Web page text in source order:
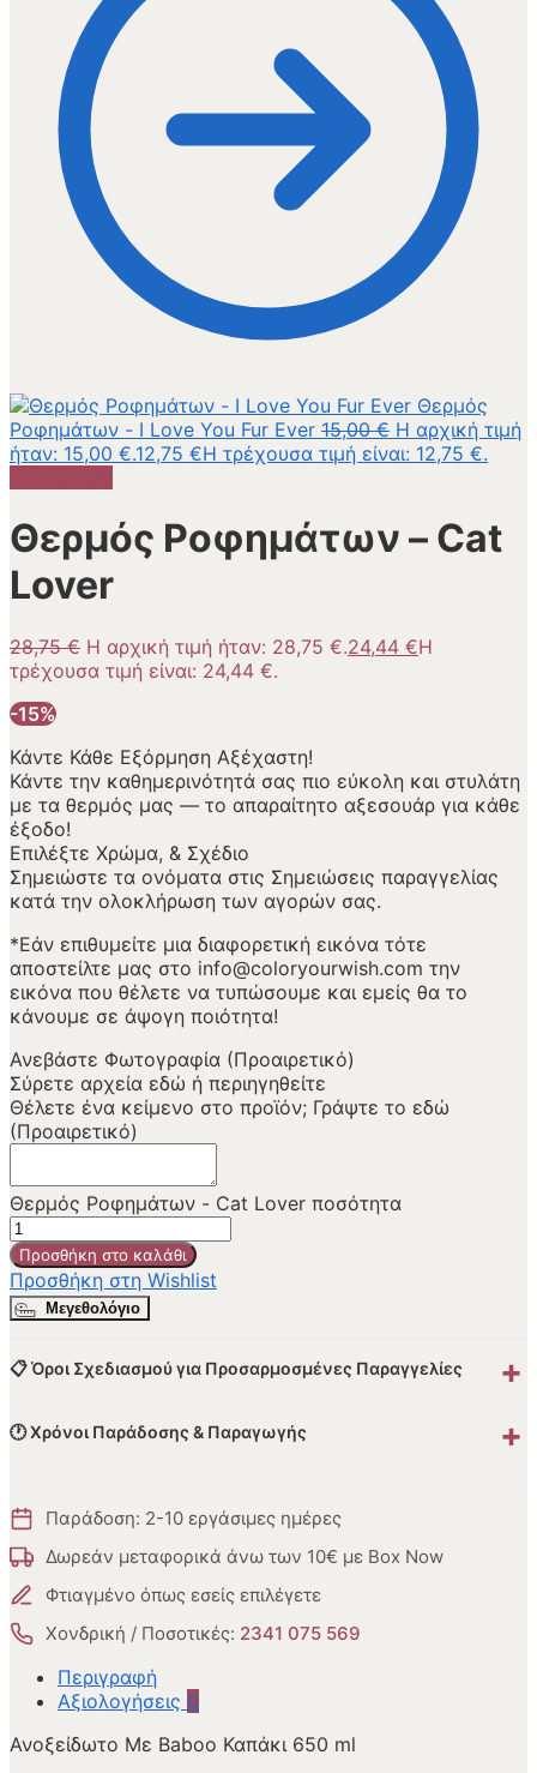
Θερμός
Ροφημάτων - I Love You Fur Ever 15,00€ Η αρχική τιμή
ήταν: 15,00 €.12,75 €Η τρέχουσα τιμή είναι: 12,75 €.
Θερμός Ροφημάτων – Cat
Lover
28,75€ Η αρχική τιμή ήταν: 28,75 €.24,44 €Η
τρέχουσα τιμή είναι: 24,44 €.
-15%
Κάντε Κάθε Εξόρμηση Αξέχαστη!
Κάντε την καθημερινότητά σας πιο εύκολη και στυλάτη
με τα θερμός μας — το απαραίτητο αξεσουάρ για κάθε
έξοδο!
Επιλέξτε Χρώμα, & Σχέδιο
Σημειώστε τα ονόματα στις Σημειώσεις παραγγελίας
κατά την ολοκλήρωση των αγορών σας.
*Εάν επιθυμείτε μια διαφορετική εικόνα τότε
αποστείλτε μας στο info@coloryourwish.com την
εικόνα που θέλετε να τυπώσουμε και εμείς θα το
κάνουμε σε άψογη ποιότητα!
Ανεβάστε Φωτογραφία (Προαιρετικό)
Σύρετε αρχεία εδώ ή περιηγηθείτε
Θέλετε ένα κείμενο στο προϊόν; Γράψτε το εδώ
(Προαιρετικό)
Θερμός Ροφημάτων - Cat Lover ποσότητα
Προσθήκη στο καλάθι
Προσθήκη στη Wishlist
Μεγεθολόγιο
📋 Όροι Σχεδιασμού για Προσαρμοσμένες Παραγγελίες +
🕐 Χρόνοι Παράδοσης & Παραγωγής +
Παράδοση: 2-10 εργάσιμες ημέρες
Δωρεάν μεταφορικά άνω των 10€ με Box Now
Φτιαγμένο όπως εσείς επιλέγετε
Χονδρική / Ποσοτικές: 2341 075 569
Περιγραφή
Αξιολογήσεις 0
Ανοξείδωτο Με Baboo Καπάκι 650 ml